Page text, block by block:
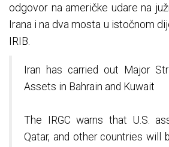
odgovor na američke udare na
Irana i na dva mosta u istočnom
IRIB.
Iran has carried out Major
Assets in Bahrain and Kuwait
The IRGC warns that U.S.
Qatar, and other countries will